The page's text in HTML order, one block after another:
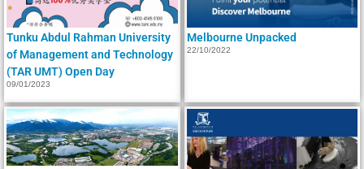
Tunku Abdul Rahman University
of Management and Technology
(TAR UMT) Open Day
09/01/2023
Melbourne Unpacked
22/10/2022